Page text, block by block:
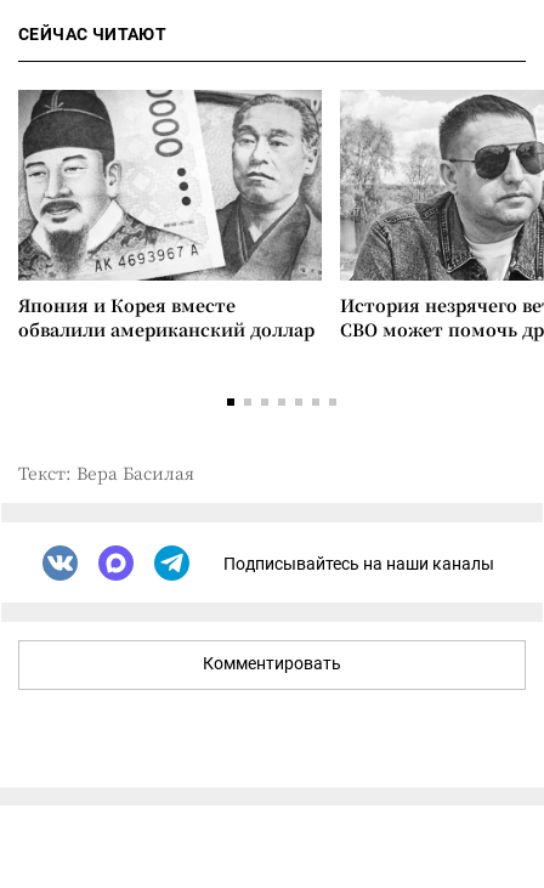
СЕЙЧАС ЧИТАЮТ
Япония и Корея вместе
обвалили американский доллар
История незрячего
СВО может помочь
Текст: Вера Басилая
Подписывайтесь на наши каналы
Комментировать